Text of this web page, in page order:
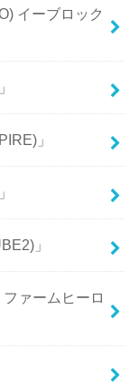
イーブロック
」
」
ァームヒーロ